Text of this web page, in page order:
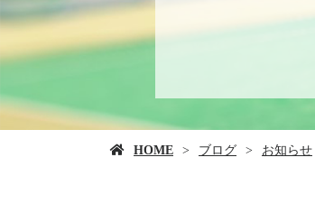
HOME ブログ お知らせ